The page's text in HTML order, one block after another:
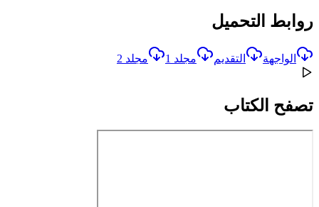
روابط التحميل
الواجهة التقديم مجلد 1 مجلد 2
تصفح الكتاب